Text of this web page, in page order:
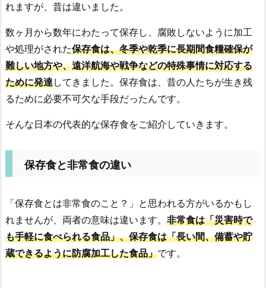
れますが、昔は違いました。
数ヶ月から数年にわたって保存し、腐敗しないように加工
や処理がされた保存食は、冬季や乾季に長期間食糧確保が
難しい地方や、遠洋航海や戦争などの特殊事情に対応する
ために発達してきました。保存食は、昔の人たちが生き残
るために必要不可欠な手段だったんです。
そんな日本の代表的な保存食をご紹介していきます。
保存食と非常食の違い
「保存食とは非常食のこと？」と思われる方がいるかもし
れませんが、両者の意味は違います。 非常食は「災害時で
も手軽に食べられる食品」、保存食は「長い間、備蓄や貯
蔵できるように防腐加工した食品」です。